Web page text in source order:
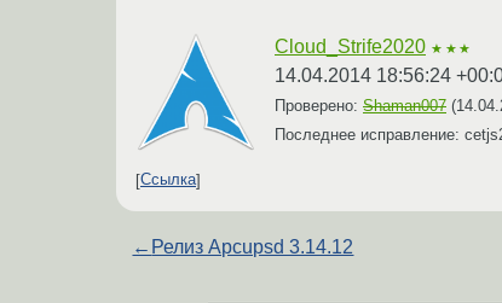
Cloud_Strife2020 ★★★
14.04.2014 18:56:24
Проверено: Shaman007 (
Последнее исправление:
Ссылка
← Релиз Apcupsd 3.14.12